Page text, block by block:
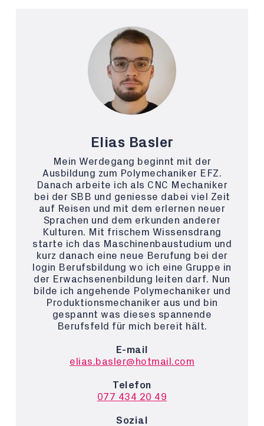
Elias Basler
Mein Werdegang beginnt mit der
Ausbildung zum Polymechaniker EFZ.
Danach arbeite ich als CNC Mechaniker
bei der SBB und geniesse dabei viel Zeit
auf Reisen und mit dem erlernen neuer
Sprachen und dem erkunden anderer
Kulturen. Mit frischem Wissensdrang
starte ich das Maschinenbaustudium und
kurz danach eine neue Berufung bei der
login Berufsbildung wo ich eine Gruppe in
der Erwachsenenbildung leiten darf. Nun
bilde ich angehende Polymechaniker und
Produktionsmechaniker aus und bin
gespannt was dieses spannende
Berufsfeld für mich bereit hält.
E-mail
elias.basler@hotmail.com
Telefon
077 434 20 49
Sozial